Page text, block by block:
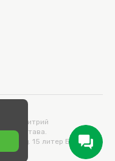
Дмитрий
Устава.
д. 15 литер Б 9/к.